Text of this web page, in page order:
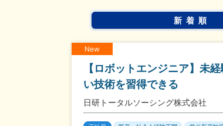
土日面接OK
新着順
New
【ロボットエンジニア】未
い技術を習得できる
日研トータルソーシング株式会社